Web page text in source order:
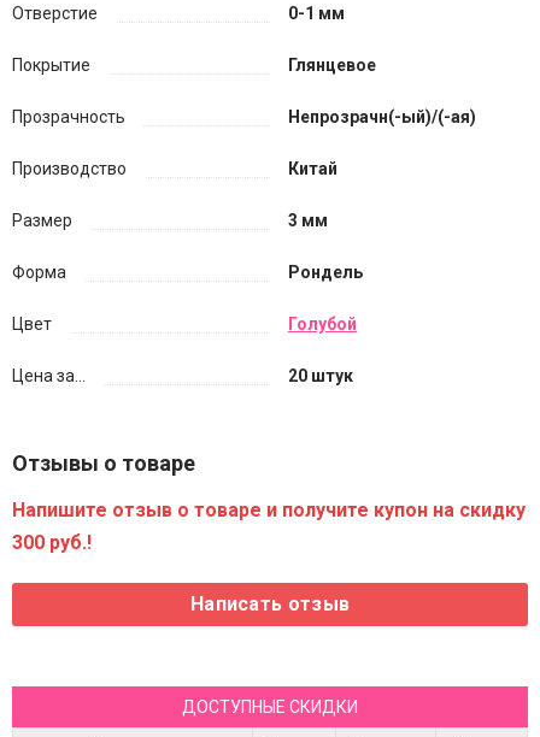
Отверстие 0-1 мм
Покрытие Глянцевое
Прозрачность Непрозрачн(-ый)/(-ая)
Производство Китай
Размер 3 мм
Форма Рондель
Цвет Голубой
Цена за... 20 штук
Отзывы о товаре
Напишите отзыв о товаре и получите купон на скидку
300 руб.!
ДОСТУПНЫЕ СКИДКИ